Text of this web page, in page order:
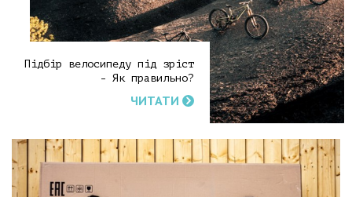
Підбір велосипеду під зріст
- Як правильно?
ЧИТАТИ